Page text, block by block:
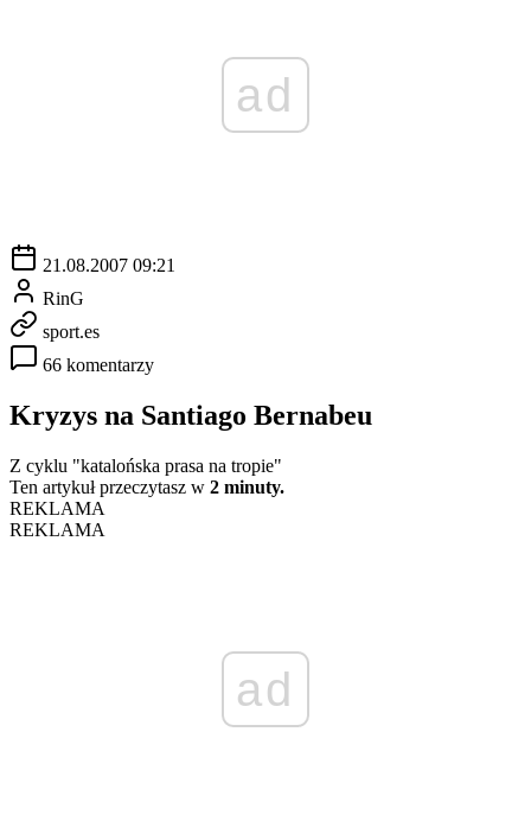
ad
21.08.2007 09:21
RinG
sport.es
66 komentarzy
Kryzys na Santiago Bernabeu
Z cyklu "katalońska prasa na tropie"
Ten artykuł przeczytasz w 2 minuty.
REKLAMA
REKLAMA
ad